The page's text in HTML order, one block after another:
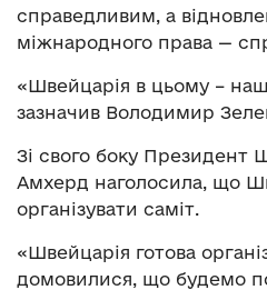
справедливим, а
міжнародного права —
«Швейцарія в цьому –
зазначив Володимир
Зі свого боку Президент
Амхерд наголосила, що
організувати саміт.
«Швейцарія готова
домовилися, що будемо